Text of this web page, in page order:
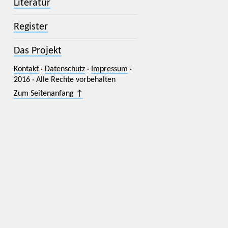
Literatur
Register
Das Projekt
Kontakt· Datenschutz· Impressum ·
2016 · Alle Rechte vorbehalten
Zum Seitenanfang ↑